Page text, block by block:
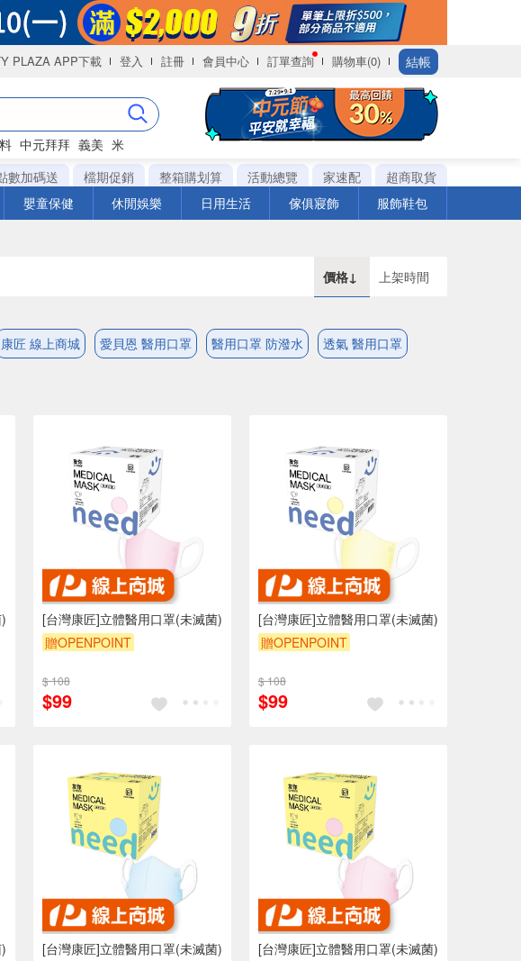
PLAZA APP下載 登入 註冊 會員中心 訂單查詢 購物車(0) 結帳
中元拜拜 義美 米
數加碼送 檔期促銷 整箱購划算 活動總覽 家速配
超商取貨
嬰童保健 休閒娛樂 日用生活 傢俱寢飾 服飾鞋包
價格↓ 上架時間
康匠 線上商城 愛貝恩 醫用口罩 醫用口罩 防潑水 透氣 醫用口罩
[台灣康匠]立體醫用口罩(未滅菌)
贈OPENPOINT
$ 108
$99
[台灣康匠]立體醫用口罩(未滅菌)
贈OPENPOINT
$ 108
$99
[台灣康匠]立體醫用口罩(未滅菌)
[台灣康匠]立體醫用口罩(未滅菌)